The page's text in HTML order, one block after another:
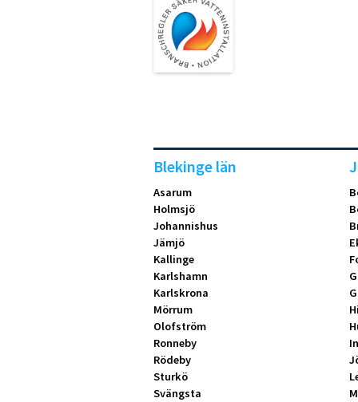
Blekinge län
Asarum
Holmsjö
Johannishus
Jämjö
Kallinge
Karlshamn
Karlskrona
Mörrum
Olofström
Ronneby
Rödeby
Sturkö
Svängsta